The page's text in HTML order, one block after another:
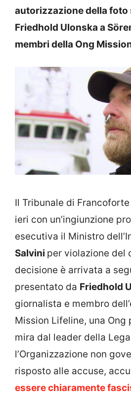
autorizzazione della foto
Friedhold Ulonska a
membri della Ong
Il Tribunale di
ieri con un’ingiunzione
esecutiva il Ministro
Salvini per violazione del
decisione è arrivata a
presentato da Friedhold
giornalista e membro
Mission Lifeline, una Ong
mira dal leader della
l’Organizzazione non
risposto alle accuse,
essere chiaramente